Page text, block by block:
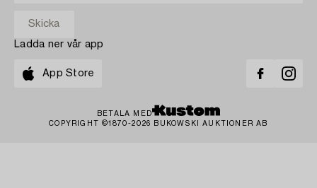
Ladda ner vår app
App Store
BETALA MED
COPYRIGHT ©1870-2026 BUKOWSKI AUKTIONER AB